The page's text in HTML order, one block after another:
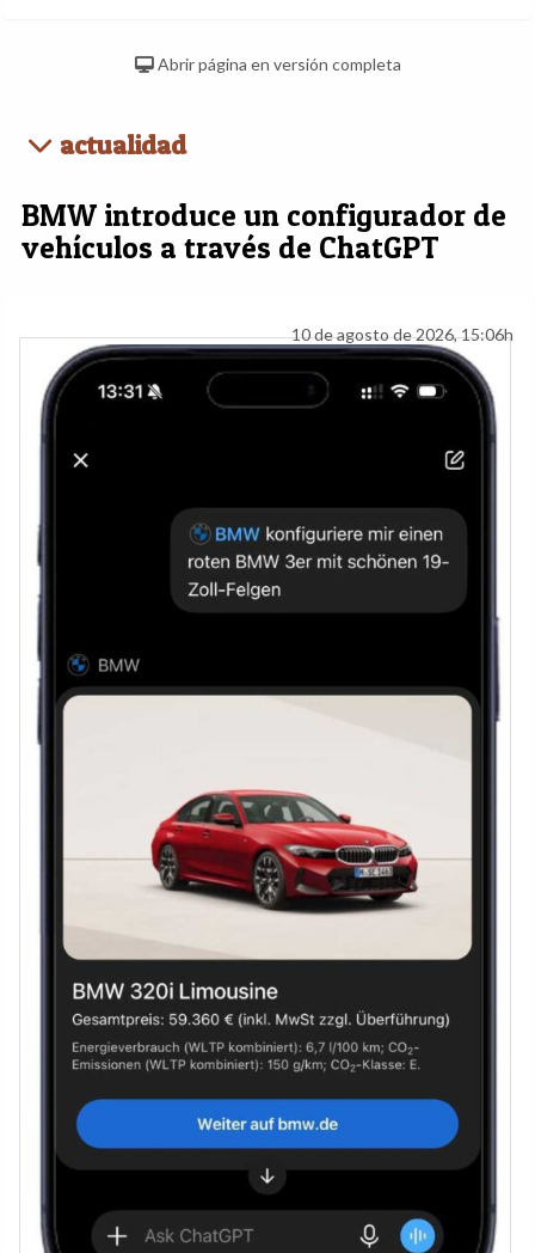
Abrir página en versión completa
actualidad
BMW introduce un configurador de
vehículos a través de ChatGPT
10 de agosto de 2026, 15:06h